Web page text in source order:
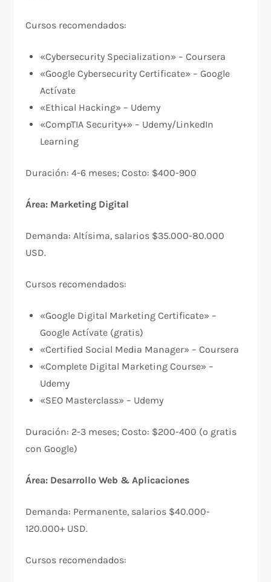
Cursos recomendados:
«Cybersecurity Specialization» – Coursera
«Google Cybersecurity Certificate» – Google
Actívate
«Ethical Hacking» – Udemy
«CompTIA Security+» – Udemy/LinkedIn
Learning
Duración: 4-6 meses; Costo: $400-900
Área: Marketing Digital
Demanda: Altísima, salarios $35.000-80.000
USD.​
Cursos recomendados:
«Google Digital Marketing Certificate» –
Google Actívate (gratis)
«Certified Social Media Manager» – Coursera
«Complete Digital Marketing Course» –
Udemy
«SEO Masterclass» – Udemy
Duración: 2-3 meses; Costo: $200-400 (o gratis
con Google)
Área: Desarrollo Web & Aplicaciones
Demanda: Permanente, salarios $40.000-
120.000+ USD.​
Cursos recomendados: